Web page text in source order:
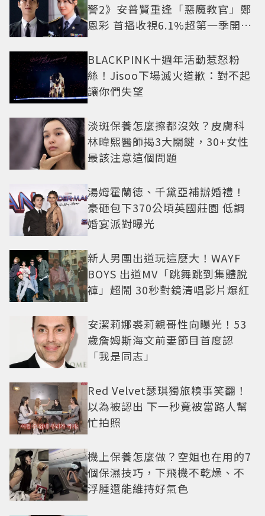
警2》安普賢重逢「惡魔教官」鄭
恩彩 首播收視6.1%超第一季開紅
BLACKPINK十週年活動惹怒粉
絲！Jisoo下場滅火道歉：對不起
讓你們失望
淡斑保養怎麼擦都沒效？皮膚科
林暐熙醫師揭3大關鍵，30+女性
最該注意這個問題
湯姆霍蘭德、千黛亞補辦婚禮！
豪砸包下370公頃英國莊園 低調
婚宴派對曝光
新人男團出道玩這麼大！WAYF
BOYS 出道MV「跳舞跳到集體脫
褲」超鬧 30秒對鏡清唱影片爆紅
安潔莉娜裘莉親哥性向曝光！53
歲詹姆斯海文前妻節目首度認
「我是同志」
Red Velvet瑟琪獨旅糗事笑翻！
以為被認出 下一秒竟被當路人幫
忙拍照
機上保養怎麼做？空姐也在用的7
個保濕技巧，下飛機不乾燥、不
浮腫還能維持好氣色